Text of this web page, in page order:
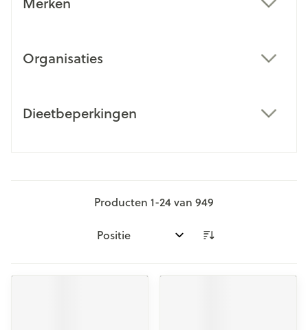
Organisaties
Dieetbeperkingen
Producten 1-24van 949
Sorteer op: